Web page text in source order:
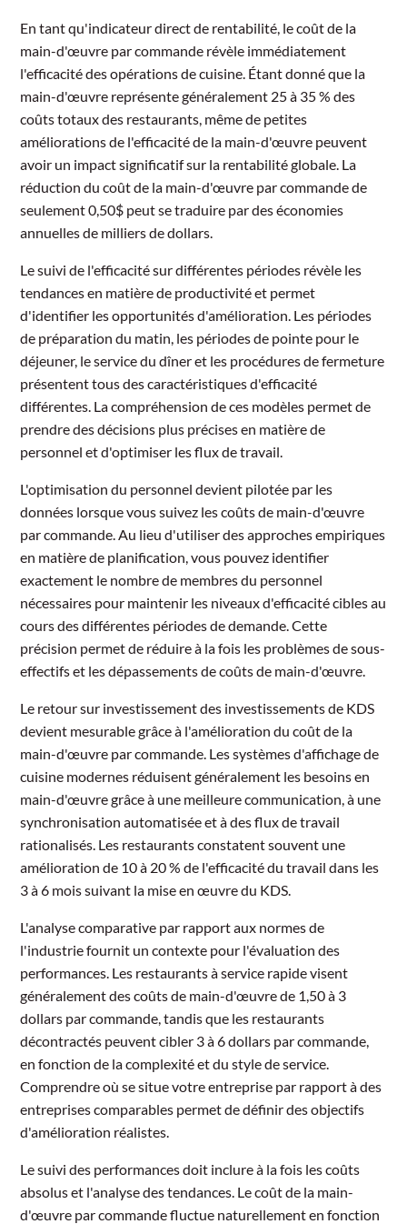
En tant qu'indicateur direct de rentabilité, le coût de la
main-d'œuvre par commande révèle immédiatement
l'efficacité des opérations de cuisine. Étant donné que la
main-d'œuvre représente généralement 25 à 35 % des
coûts totaux des restaurants, même de petites
améliorations de l'efficacité de la main-d'œuvre peuvent
avoir un impact significatif sur la rentabilité globale. La
réduction du coût de la main-d'œuvre par commande de
seulement 0,50$ peut se traduire par des économies
annuelles de milliers de dollars.
Le suivi de l'efficacité sur différentes périodes révèle les
tendances en matière de productivité et permet
d'identifier les opportunités d'amélioration. Les périodes
de préparation du matin, les périodes de pointe pour le
déjeuner, le service du dîner et les procédures de fermeture
présentent tous des caractéristiques d'efficacité
différentes. La compréhension de ces modèles permet de
prendre des décisions plus précises en matière de
personnel et d'optimiser les flux de travail.
L'optimisation du personnel devient pilotée par les
données lorsque vous suivez les coûts de main-d'œuvre
par commande. Au lieu d'utiliser des approches empiriques
en matière de planification, vous pouvez identifier
exactement le nombre de membres du personnel
nécessaires pour maintenir les niveaux d'efficacité cibles au
cours des différentes périodes de demande. Cette
précision permet de réduire à la fois les problèmes de sous-
effectifs et les dépassements de coûts de main-d'œuvre.
Le retour sur investissement des investissements de KDS
devient mesurable grâce à l'amélioration du coût de la
main-d'œuvre par commande. Les systèmes d'affichage de
cuisine modernes réduisent généralement les besoins en
main-d'œuvre grâce à une meilleure communication, à une
synchronisation automatisée et à des flux de travail
rationalisés. Les restaurants constatent souvent une
amélioration de 10 à 20 % de l'efficacité du travail dans les
3 à 6 mois suivant la mise en œuvre du KDS.
L'analyse comparative par rapport aux normes de
l'industrie fournit un contexte pour l'évaluation des
performances. Les restaurants à service rapide visent
généralement des coûts de main-d'œuvre de 1,50 à 3
dollars par commande, tandis que les restaurants
décontractés peuvent cibler 3 à 6 dollars par commande,
en fonction de la complexité et du style de service.
Comprendre où se situe votre entreprise par rapport à des
entreprises comparables permet de définir des objectifs
d'amélioration réalistes.
Le suivi des performances doit inclure à la fois les coûts
absolus et l'analyse des tendances. Le coût de la main-
d'œuvre par commande fluctue naturellement en fonction